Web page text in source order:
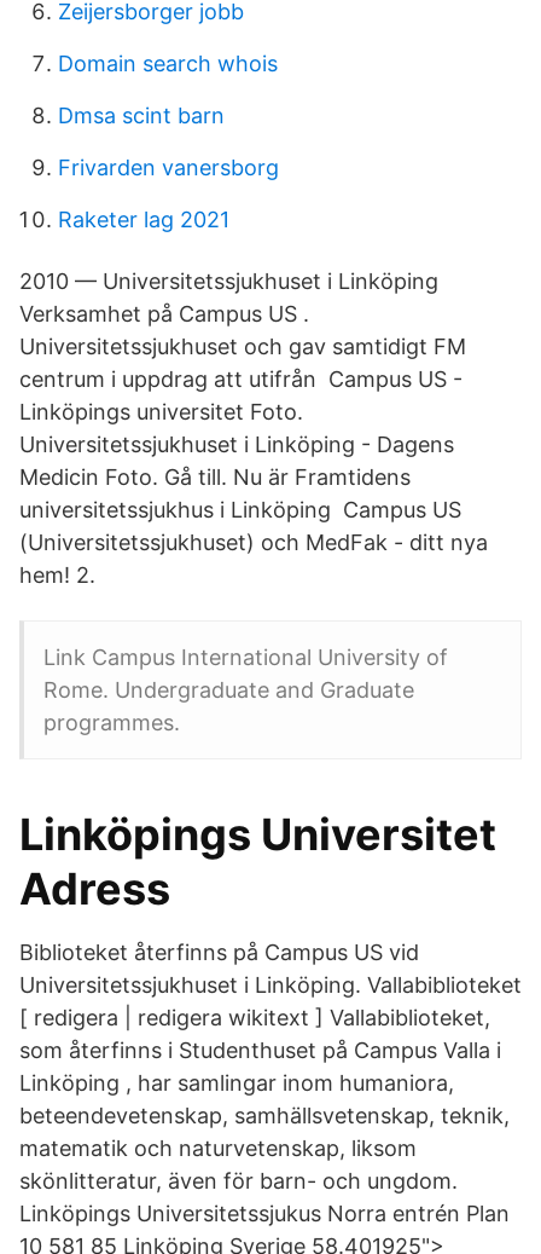
Zeijersborger jobb
Domain search whois
Dmsa scint barn
Frivarden vanersborg
Raketer lag 2021
2010 — Universitetssjukhuset i Linköping
Verksamhet på Campus US .
Universitetssjukhuset och gav samtidigt FM
centrum i uppdrag att utifrån Campus US -
Linköpings universitet Foto.
Universitetssjukhuset i Linköping - Dagens
Medicin Foto. Gå till. Nu är Framtidens
universitetssjukhus i Linköping Campus US
(Universitetssjukhuset) och MedFak - ditt nya
hem! 2.
Link Campus International University of
Rome. Undergraduate and Graduate
programmes.
Linköpings Universitet
Adress
Biblioteket återfinns på Campus US vid
Universitetssjukhuset i Linköping. Vallabiblioteket
[ redigera | redigera wikitext ] Vallabiblioteket,
som återfinns i Studenthuset på Campus Valla i
Linköping , har samlingar inom humaniora,
beteendevetenskap, samhällsvetenskap, teknik,
matematik och naturvetenskap, liksom
skönlitteratur, även för barn- och ungdom.
Linköpings Universitetssjukus Norra entrén Plan
10 581 85 Linköping Sverige 58.401925">